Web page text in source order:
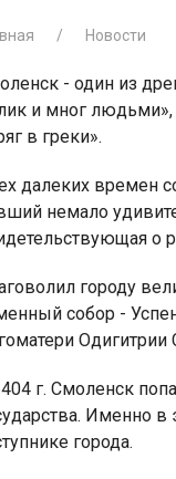
для
Новости
- один из
и мног людьми»,
в греки».
далеких времен
немало
о
городу
собор -
Одигитрии
г. Смоленск
Именно
города.